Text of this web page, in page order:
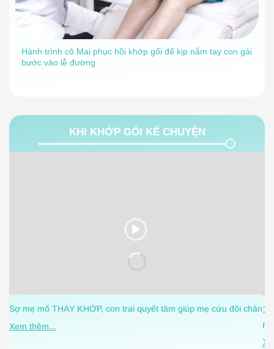
Hành trình cô Mai phục hồi khớp gối để kịp nắm tay con gái
bước vào lễ đường
KHI KHỚP GỐI KỂ CHUYỆN
Sợ mẹ mổ THAY KHỚP, con trai quyết tâm giúp mẹ cứu đôi chân
Xem thêm...
1